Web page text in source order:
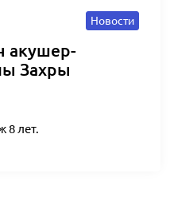
Новости
акушер-
Захры
8 лет.